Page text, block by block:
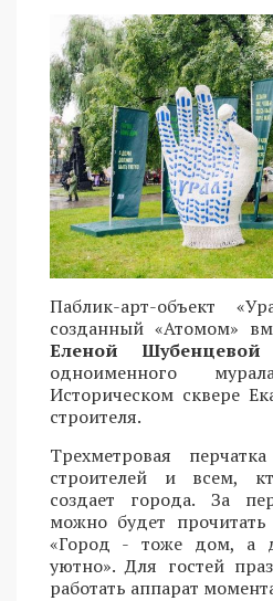
Паблик-арт-объект
созданный «Атомом»
Еленой Шубенцевой
одноименного
Историческом сквере
строителя.
Трехметровая
строителей и всем,
создает города. За
можно будет
«Город - тоже дом, а
уютно». Для гостей
работать аппарат